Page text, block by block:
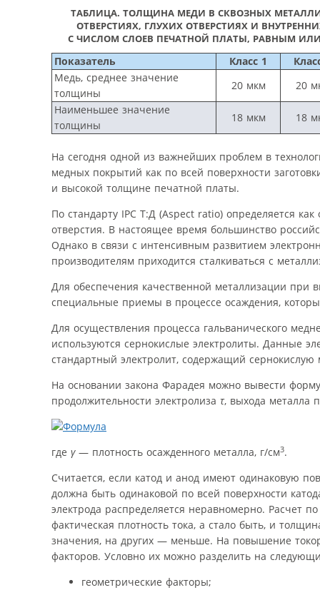
ТАБЛИЦА. ТОЛЩИНА МЕДИ В СКВОЗНЫХ
ОТВЕРСТИЯХ, ГЛУХИХ ОТВЕРСТИЯХ И
С ЧИСЛОМ СЛОЕВ ПЕЧАТНОЙ ПЛАТЫ, РАВНЫМ
Показатель Класс 1
Медь, среднее значение
толщины
20 мкм 20
Наименьшее значение
толщины
18 мкм 18
На сегодня одной из важнейших проблем в
медных покрытий как по всей поверхности
и высокой толщине печатной платы.
По стандарту IPC Т:Д (Aspect ratio) определяется
отверстия. В настоящее время большинство
Однако в связи с интенсивным развитием
производителям приходится сталкиваться с
Для обеспечения качественной металлизации при
специальные приемы в процессе осаждения,
Для осуществления процесса гальванического
используются сернокислые электролиты. Данные
стандартный электролит, содержащий
На основании закона Фарадея можно вывести
продолжительности электролиза τ, выхода металла
где γ— плотность осажденного металла, г/см3.
Считается, если катод и анод имеют одинаковую
должна быть одинаковой по всей поверхности
электрода распределяется неравномерно. Расчет
фактическая плотность тока, а стало быть, и
значения, на других — меньше. На повышение
факторов. Условно их можно разделить на
геометрические факторы;